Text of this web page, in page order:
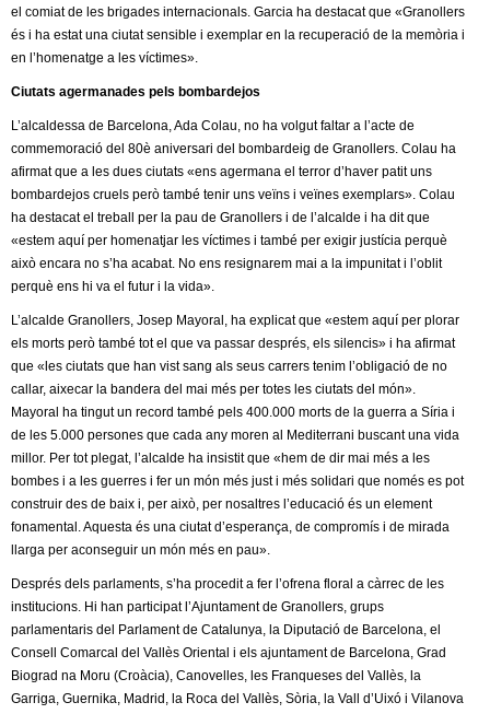
el comiat de les brigades internacionals. Garcia ha destacat que «Granollers
és i ha estat una ciutat sensible i exemplar en la recuperació de la memòria i
en l’homenatge a les víctimes».
Ciutats agermanades pels bombardejos
L’alcaldessa de Barcelona, Ada Colau, no ha volgut faltar a l’acte de
commemoració del 80è aniversari del bombardeig de Granollers. Colau ha
afirmat que a les dues ciutats «ens agermana el terror d’haver patit uns
bombardejos cruels però també tenir uns veïns i veïnes exemplars». Colau
ha destacat el treball per la pau de Granollers i de l’alcalde i ha dit que
«estem aquí per homenatjar les víctimes i també per exigir justícia perquè
això encara no s’ha acabat. No ens resignarem mai a la impunitat i l’oblit
perquè ens hi va el futur i la vida».
L’alcalde Granollers, Josep Mayoral, ha explicat que «estem aquí per plorar
els morts però també tot el que va passar després, els silencis» i ha afirmat
que «les ciutats que han vist sang als seus carrers tenim l’obligació de no
callar, aixecar la bandera del mai més per totes les ciutats del món».
Mayoral ha tingut un record també pels 400.000 morts de la guerra a Síria i
de les 5.000 persones que cada any moren al Mediterrani buscant una vida
millor. Per tot plegat, l’alcalde ha insistit que «hem de dir mai més a les
bombes i a les guerres i fer un món més just i més solidari que només es pot
construir des de baix i, per això, per nosaltres l’educació és un element
fonamental. Aquesta és una ciutat d’esperança, de compromís i de mirada
llarga per aconseguir un món més en pau».
Després dels parlaments, s’ha procedit a fer l’ofrena floral a càrrec de les
institucions. Hi han participat l’Ajuntament de Granollers, grups
parlamentaris del Parlament de Catalunya, la Diputació de Barcelona, el
Consell Comarcal del Vallès Oriental i els ajuntament de Barcelona, Grad
Biograd na Moru (Croàcia), Canovelles, les Franqueses del Vallès, la
Garriga, Guernika, Madrid, la Roca del Vallès, Sòria, la Vall d’Uixó i Vilanova